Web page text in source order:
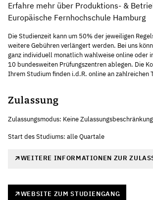
Erfahre mehr über Produktions- &
Europäische Fernhochschule Hamburg
Die Studienzeit kann um 50% der jeweiligen
weitere Gebühren verlängert werden. Bei uns
ganz individuell monatlich wahlweise online oder
10 bundesweiten Prüfungszentren ablegen. Die
Ihrem Studium finden i.d.R. online an zahlreichen
Zulassung
Zulassungsmodus: Keine
Start des Studiums: alle Quartale
WEITERE INFORMATIONEN ZUR
WEBSITE ZUM STUDIENGANG